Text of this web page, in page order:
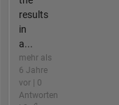
results
in
a...
mehr als
6 Jahre
vor | 0
Antworten